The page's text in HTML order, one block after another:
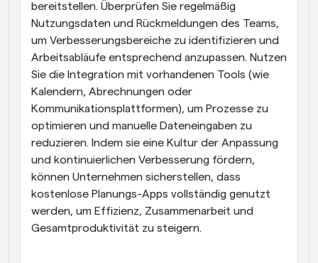
bereitstellen. Überprüfen Sie regelmäßig
Nutzungsdaten und Rückmeldungen des Teams,
um Verbesserungsbereiche zu identifizieren und
Arbeitsabläufe entsprechend anzupassen. Nutzen
Sie die Integration mit vorhandenen Tools (wie
Kalendern, Abrechnungen oder
Kommunikationsplattformen), um Prozesse zu
optimieren und manuelle Dateneingaben zu
reduzieren. Indem sie eine Kultur der Anpassung
und kontinuierlichen Verbesserung fördern,
können Unternehmen sicherstellen, dass
kostenlose Planungs-Apps vollständig genutzt
werden, um Effizienz, Zusammenarbeit und
Gesamtproduktivität zu steigern.